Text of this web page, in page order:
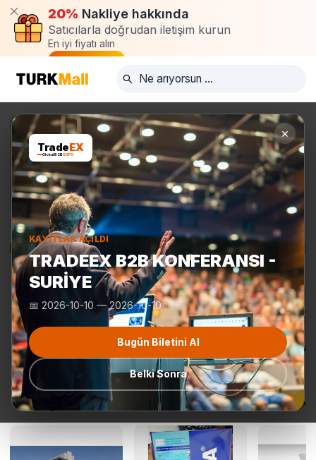
20% Nakliye hakkında
Satıcılarla doğrudan iletişim kurun
En iyi fiyatı alın
Talep oluştur
×
TradeEX
Global B2B EXPO
KAYITLAR AÇILDI
TRADEEX B2B KONFERANSI -
SURIYE
📅 2026-10-10 —2026-10-10
Bugün Biletini Al
Belki Sonra
Ürünler Üreticiler Turkmall Fuarları
Kategoriler
Teklif Talebi En popüler
Hazır
Yeni gelenler